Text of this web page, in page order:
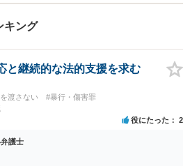
前のご相談も受け付けて
ます。【電話相談可】
キング
と継続的な法的支援を求む
渡さない
#暴行・傷害罪
役にたった 2
護士